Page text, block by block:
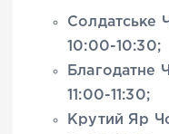
Солдатське
10:00-10:30;
Благодатне
11:00-11:30;
Крутий Яр